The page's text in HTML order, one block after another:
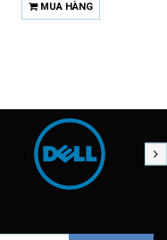
MUA HÀNG